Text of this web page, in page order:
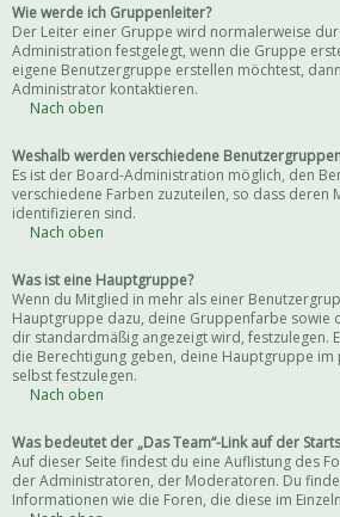
Wie werde ich Gruppenleiter?
Der Leiter einer Gruppe wird normalerweise
Administration festgelegt, wenn die Gruppe
eigene Benutzergruppe erstellen möchtest,
Administrator kontaktieren.
Nach oben
Weshalb werden verschiedene
Es ist der Board-Administration möglich, den
verschiedene Farben zuzuteilen, so dass deren
identifizieren sind.
Nach oben
Was ist eine Hauptgruppe?
Wenn du Mitglied in mehr als einer
Hauptgruppe dazu, deine Gruppenfarbe sowie
dir standardmäßig angezeigt wird, festzulegen.
die Berechtigung geben, deine Hauptgruppe im
selbst festzulegen.
Nach oben
Was bedeutet der „Das Team“-Link auf der
Auf dieser Seite findest du eine Auflistung des
der Administratoren, der Moderatoren. Du
Informationen wie die Foren, die diese im